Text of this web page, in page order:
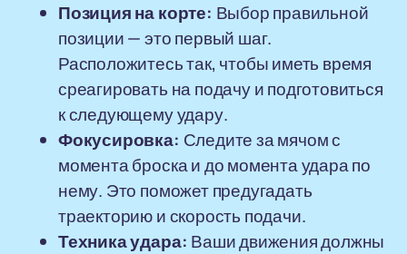
Позиция на корте: Выбор правильной
позиции — это первый шаг.
Расположитесь так, чтобы иметь время
среагировать на подачу и подготовиться
к следующему удару.
Фокусировка: Следите за мячом с
момента броска и до момента удара по
нему. Это поможет предугадать
траекторию и скорость подачи.
Техника удара: Ваши движения должны